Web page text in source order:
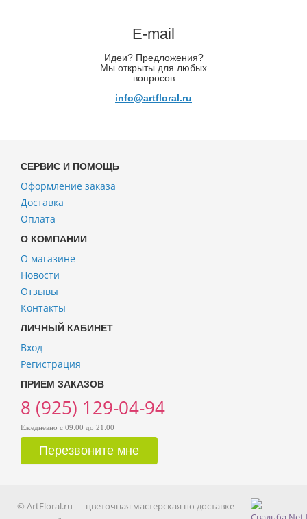
E-mail
Идеи? Предложения?
Мы открыты для любых
вопросов
info@artfloral.ru
СЕРВИС И ПОМОЩЬ
Оформление заказа
Доставка
Оплата
О КОМПАНИИ
О магазине
Новости
Отзывы
Контакты
ЛИЧНЫЙ КАБИНЕТ
Вход
Регистрация
ПРИЕМ ЗАКАЗОВ
8 (925) 129-04-94
Ежедневно с 09:00 до 21:00
© ArtFloral.ru — цветочная мастерская по доставке